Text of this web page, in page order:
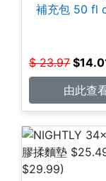
補充包 50 fl
$ 23.97 $
由此查